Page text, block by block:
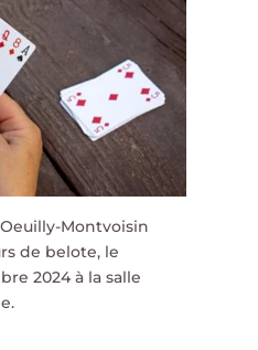
Montvoisin
de belote, le
2024 à la salle